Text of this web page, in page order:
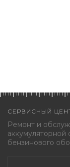
СЕРВИСНЫЙ
Ремонт и
аккумуляторной
бензинового